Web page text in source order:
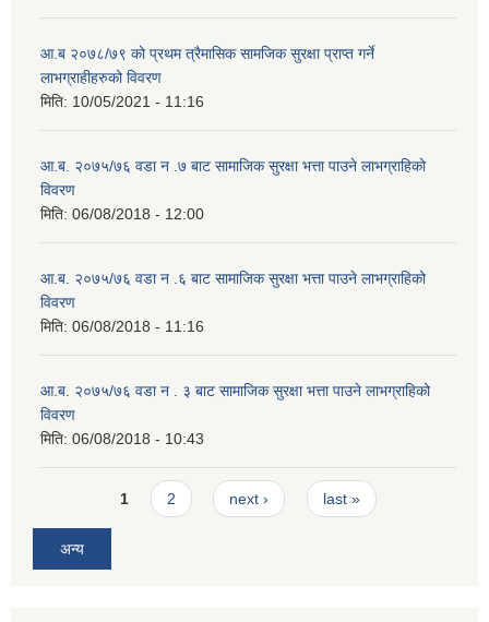
आ.ब २०७८/७९ को प्रथम त्रैमासिक सामजिक सुरक्षा प्राप्त गर्ने
लाभग्राहीहरुको विवरण
मिति: 10/05/2021 - 11:16
आ.ब. २०७५/७६ वडा न .७ बाट सामाजिक सुरक्षा भत्ता पाउने लाभग्राहिको
विवरण
मिति: 06/08/2018 - 12:00
आ.ब. २०७५/७६ वडा न .६ बाट सामाजिक सुरक्षा भत्ता पाउने लाभग्राहिको
विवरण
मिति: 06/08/2018 - 11:16
आ.ब. २०७५/७६ वडा न . ३ बाट सामाजिक सुरक्षा भत्ता पाउने लाभग्राहिको
विवरण
मिति: 06/08/2018 - 10:43
Pages1 2 next › last »
अन्य